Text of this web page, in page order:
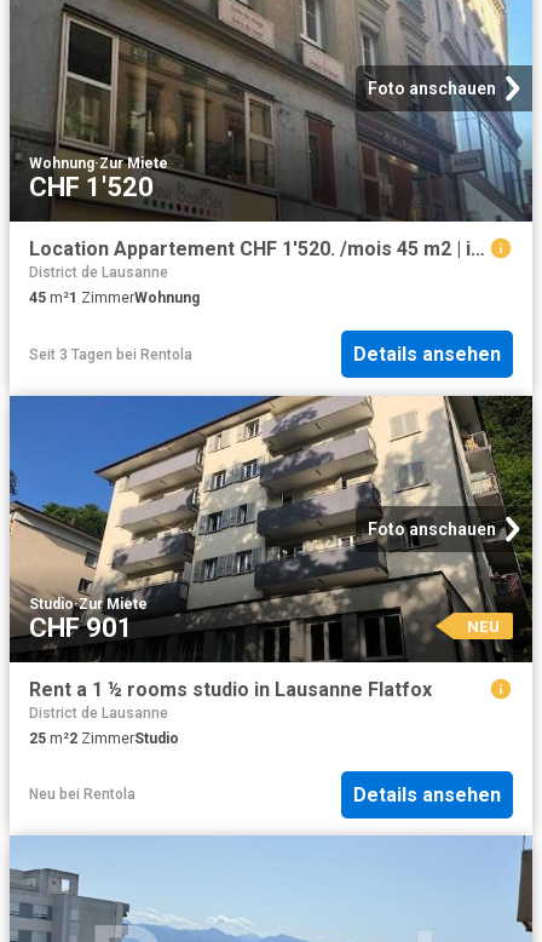
Foto anschauen
Wohnung·Zur Miete
CHF 1'520
Location Appartement CHF 1'520. /mois 45 m2 | immobilier.ch
District de Lausanne
45 m²1 ZimmerWohnung
Seit 3 Tagen bei Rentola Details ansehen
Foto anschauen
Studio·Zur Miete
CHF 901 NEU
Rent a 1 ½ rooms studio in Lausanne Flatfox
District de Lausanne
25 m²2 ZimmerStudio
Neu bei Rentola Details ansehen